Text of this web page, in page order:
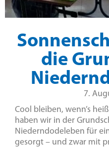
die
7.
Cool bleiben, wenn’s
haben wir in der
Niederndodeleben für
gesorgt – und zwar mit